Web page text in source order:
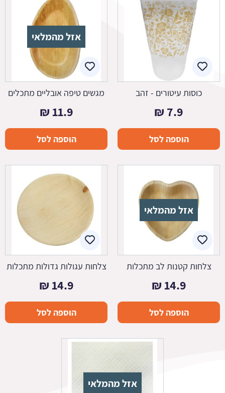
כוסות עיטורים - זהב
7.9
₪
הוספה לסל
אזל מהמלאי
מגשים טיפה אובליים מתכלים
11.9
₪
הוספה לסל
אזל מהמלאי
צלחות קטנות לב מתכלות
14.9
₪
הוספה לסל
צלחות עגולות גדולות מתכלות
14.9
₪
הוספה לסל
אזל מהמלאי